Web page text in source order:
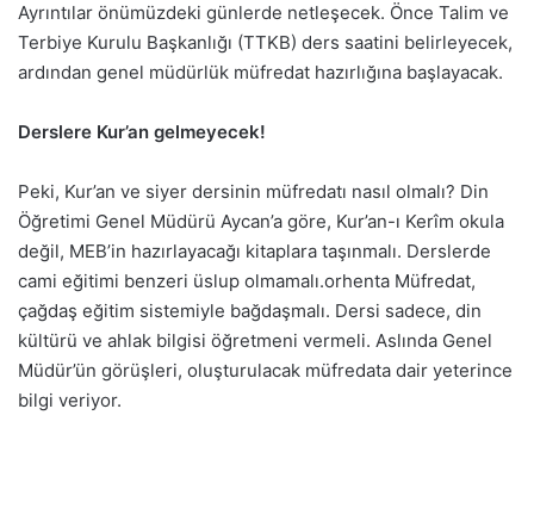
Ayrıntılar önümüzdeki günlerde netleşecek. Önce Talim ve
Terbiye Kurulu Başkanlığı (TTKB) ders saatini belirleyecek,
ardından genel müdürlük müfredat hazırlığına başlayacak.
Derslere Kur’an gelmeyecek!
Peki, Kur’an ve siyer dersinin müfredatı nasıl olmalı? Din
Öğretimi Genel Müdürü Aycan’a göre, Kur’an-ı Kerîm okula
değil, MEB’in hazırlayacağı kitaplara taşınmalı. Derslerde
cami eğitimi benzeri üslup olmamalı.orhenta Müfredat,
çağdaş eğitim sistemiyle bağdaşmalı. Dersi sadece, din
kültürü ve ahlak bilgisi öğretmeni vermeli. Aslında Genel
Müdür’ün görüşleri, oluşturulacak müfredata dair yeterince
bilgi veriyor.